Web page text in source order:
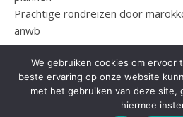
Prachtige rondreizen door
anwb
We gebruiken cookies om ervoor
beste ervaring op onze website
met het gebruiken van deze site,
hiermee